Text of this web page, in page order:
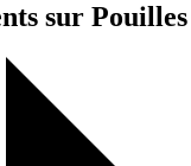
sur Pouilles